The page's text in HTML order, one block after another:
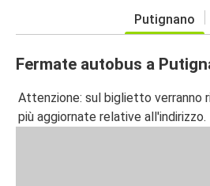
Putignano
Fermate autobus a
Attenzione: sul biglietto verranno
più aggiornate relative all'indirizzo.